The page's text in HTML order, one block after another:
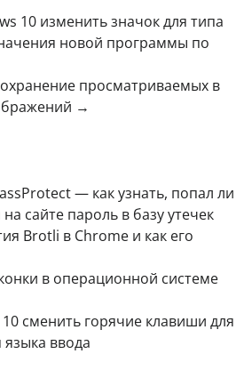
10 изменить значок для типа
новой программы по
просматриваемых в
→
— как узнать, попал ли
сайте пароль в базу утечек
Brotli в Chrome и как его
в операционной системе
сменить горячие клавиши для
ввода